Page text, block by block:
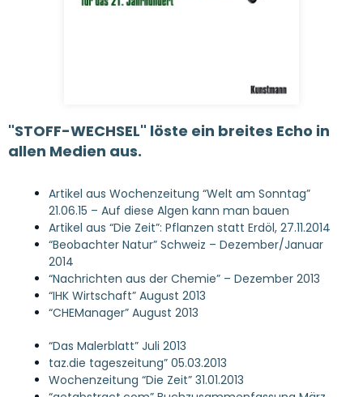
"STOFF-WECHSEL" löste ein breites Echo in
allen Medien aus.
Artikel aus Wochenzeitung “Welt am Sonntag”
21.06.15 – Auf diese Algen kann man bauen
Artikel aus “Die Zeit”: Pflanzen statt Erdöl, 27.11.2014
“Beobachter Natur” Schweiz – Dezember/Januar
2014
“Nachrichten aus der Chemie” – Dezember 2013
“IHK Wirtschaft” August 2013
“CHEManager” August 2013
“Das Malerblatt” Juli 2013
taz.die tageszeitung” 05.03.2013
Wochenzeitung “Die Zeit” 31.01.2013